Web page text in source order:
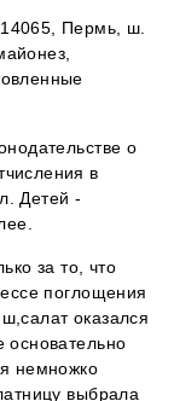
Пермь, ш.
о
в
Детей -
за то, что
поглощения
оказался
основательно
немножко
выбрала